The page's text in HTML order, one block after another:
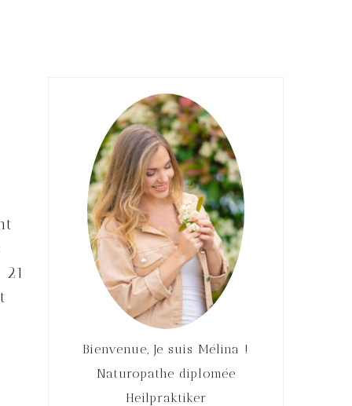
Bienvenue, Je suis Mélina !
Naturopathe diplomée
Heilpraktiker